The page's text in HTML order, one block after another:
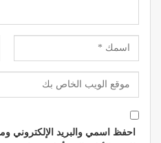
احفظ اسمي والبريد الإلكتروني